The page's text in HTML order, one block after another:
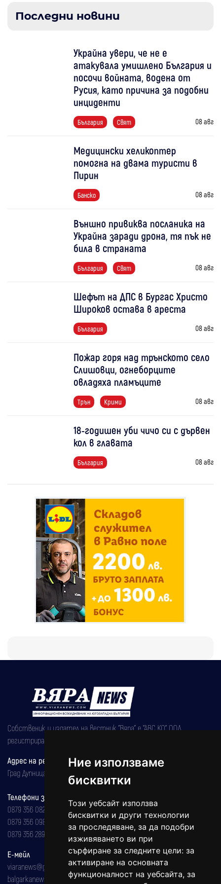
Ние използваме
бисквитки
Този уебсайт използва
бисквитки и други технологии
за проследяване, за да подобри
изживяването ви при
сърфиране за следните цели: за
активиране на основната
функционалност на уебсайта, за
Последни новини
Украйна увери, че не е
атакувала умишлено България и
посочи войната, водена от
Русия, като причина за подобни
инциденти
България Свят 08 авг
Медицински хеликоптер
помогна на двама туристи в
Пирин
Банско 08 авг
Външно привиква посланика на
Украйна заради дрона, тя пък не
била в страната
България Свят 08 авг
Шефът на ДПС в Бургас Христо
Широков остава в ареста
България 08 авг
Пожар горя над трънското село
Слишовци, огнеборците
овладяха пламъците
Трън Крими 08 авг
18-годишен уби чичо си с дървен
кол в главата
България 08 авг
Собственик и издател на вестник "Вяра" е "АВС КО" ООД,
регистрирана на 08.05.2002 година.
Адрес на редакцията
Град Дупница, ул.''Христо Ботев" 43
Телефони за реклама и абонаменти
0879 356 082
0879 356 098
0879 356 289
Е-мейл
viaranews@gmail.com
balgarkanews@gmail.com